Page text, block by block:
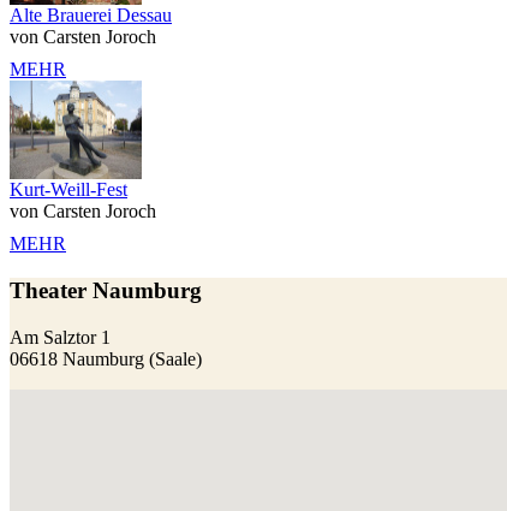
Alte Brauerei Dessau
von Carsten Joroch
MEHR
Kurt-Weill-Fest
von Carsten Joroch
MEHR
Theater Naumburg
Am Salztor 1
06618 Naumburg (Saale)